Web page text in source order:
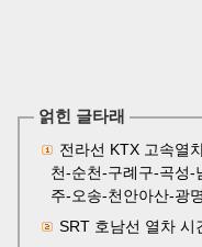
얽힌 글타래
전라선 KTX 고속열
천-순천-구례구-곡성-
주-오송-천안아산-광
SRT 호남선 열차